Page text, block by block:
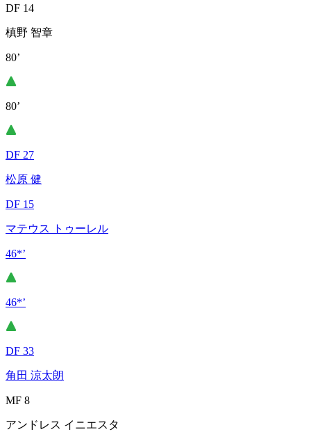
DF 14
槙野 智章
80’
80’
DF 27
松原 健
DF 15
マテウス トゥーレル
46*’
46*’
DF 33
角田 涼太朗
MF 8
アンドレス イニエスタ